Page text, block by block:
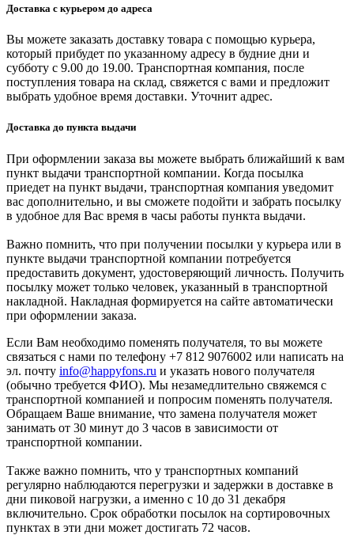
Доставка с курьером до адреса
Вы можете заказать доставку товара с помощью курьера,
который прибудет по указанному адресу в будние дни и
субботу с 9.00 до 19.00. Транспортная компания, после
поступления товара на склад, свяжется с вами и предложит
выбрать удобное время доставки. Уточнит адрес.
Доставка до пункта выдачи
При оформлении заказа вы можете выбрать ближайший к вам
пункт выдачи транспортной компании. Когда посылка
приедет на пункт выдачи, транспортная компания уведомит
вас дополнительно, и вы сможете подойти и забрать посылку
в удобное для Вас время в часы работы пункта выдачи.
Важно помнить, что при получении посылки у курьера или в
пункте выдачи транспортной компании потребуется
предоставить документ, удостоверяющий личность. Получить
посылку может только человек, указанный в транспортной
накладной. Накладная формируется на сайте автоматически
при оформлении заказа.
Если Вам необходимо поменять получателя, то вы можете
связаться с нами по телефону +7 812 9076002 или написать на
эл. почту info@happyfons.ru и указать нового получателя
(обычно требуется ФИО). Мы незамедлительно свяжемся с
транспортной компанией и попросим поменять получателя.
Обращаем Ваше внимание, что замена получателя может
занимать от 30 минут до 3 часов в зависимости от
транспортной компании.
Также важно помнить, что у транспортных компаний
регулярно наблюдаются перегрузки и задержки в доставке в
дни пиковой нагрузки, а именно с 10 до 31 декабря
включительно. Срок обработки посылок на сортировочных
пунктах в эти дни может достигать 72 часов.